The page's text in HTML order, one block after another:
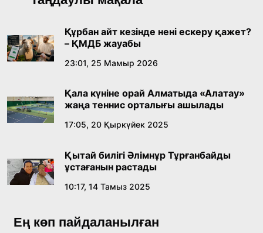
байқауының жеңімпазы Ақерке Амалятты
16:27, 23 Шілде 2026
Қазақ тіліндегі «құт» концептісінің
09:21, 21 Шілде 2026
Абайдың адам тәрбиесі туралы
18:59, 20 Шілде 2026
ме, әлде бәсекелесі ме?
Құрбан айт кезінде нені ескеру қажет?
– ҚМДБ жауабы
23:01, 25 Мамыр 2026
Қала күніне орай Алматыда «Алатау»
жаңа теннис орталығы ашылады
17:05, 20 Қыркүйек 2025
Қытай билігі Әлімнұр Тұрғанбайды
ұстағанын растады
10:17, 14 Тамыз 2025
Ең көп пайдаланылған